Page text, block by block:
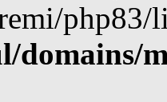
php83/
domains/